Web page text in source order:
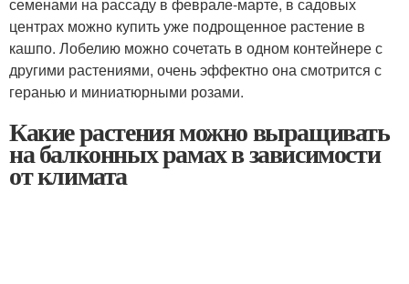
семенами на рассаду в феврале-марте, в садовых
центрах можно купить уже подрощенное растение в
кашпо. Лобелию можно сочетать в одном контейнере с
другими растениями, очень эффектно она смотрится с
геранью и миниатюрными розами.
Какие растения можно выращивать
на балконных рамах в зависимости
от климата